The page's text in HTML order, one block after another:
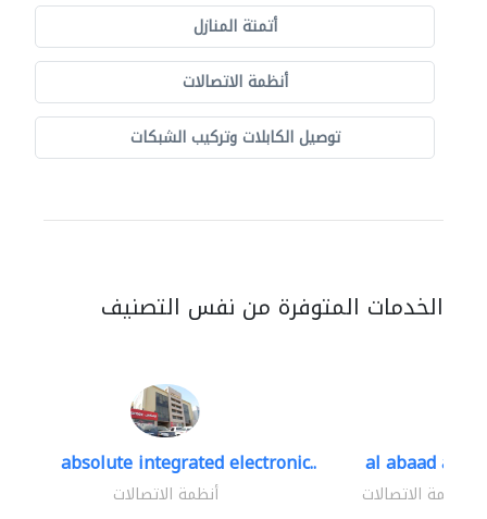
أتمتة المنازل
أنظمة الاتصالات
توصيل الكابلات وتركيب الشبكات
الخدمات المتوفرة من نفس التصنيف
absolute integrated electronic..
أنظمة الاتصالات
al abaad al..
أنظمة الاتصالات